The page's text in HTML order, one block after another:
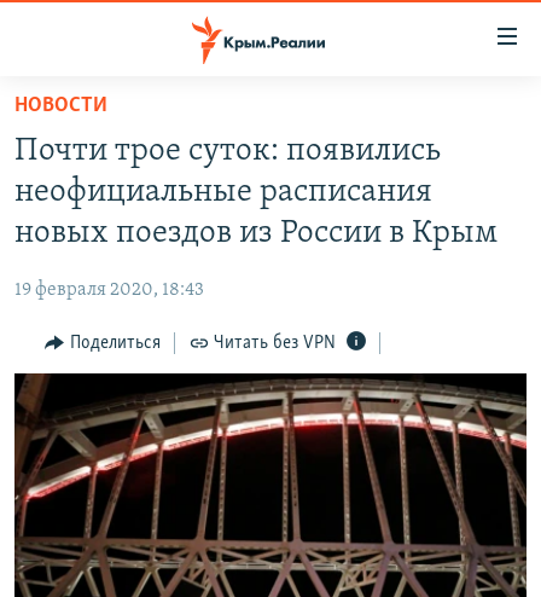
Вернуться
основному
содержанию
Вернутся
главной
навигации
Вернутся
поиску
СПЕЦПРОЕКТЫ
11 ЛЕТ ОККУПАЦИИ КРЫМА. 11 ИСТОРИЙ СОПРОТИВЛЕНИЯ
ВОДА
ЕЩЕ
ИНТЕРАКТИВ
ИНФОГРАФИКА
ТЕЛЕПРОЕКТ КРЫМ.РЕАЛИИ
СОВЕТЫ ПРАВОЗАЩИТНИКОВ
ПРОПАВШИЕ БЕЗ ВЕСТИ
ПОБЕДИТЕЛЕЙ НЕ СУДЯТ?
РАДІО СВОБОДА
КАК ОБОЙТИ БЛОКИРОВКУ
Українською
Qırımtatar
ПРИСОЕДИНЯЙТЕСЬ!
НОВОСТИ
Почти трое суток: появились
неофициальные расписания
новых поездов из России в Крым
19 февраля 2020, 18:43
Поделиться Читать без VPN